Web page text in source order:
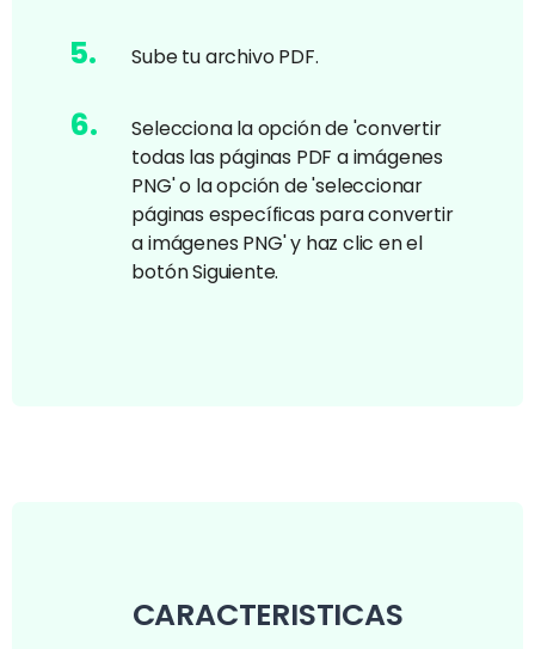
5. Sube tu archivo PDF.
6.
Selecciona la opción de 'convertir
todas las páginas PDF a imágenes
PNG' o la opción de 'seleccionar
páginas específicas para convertir
a imágenes PNG' y haz clic en el
botón Siguiente.
CARACTERISTICAS